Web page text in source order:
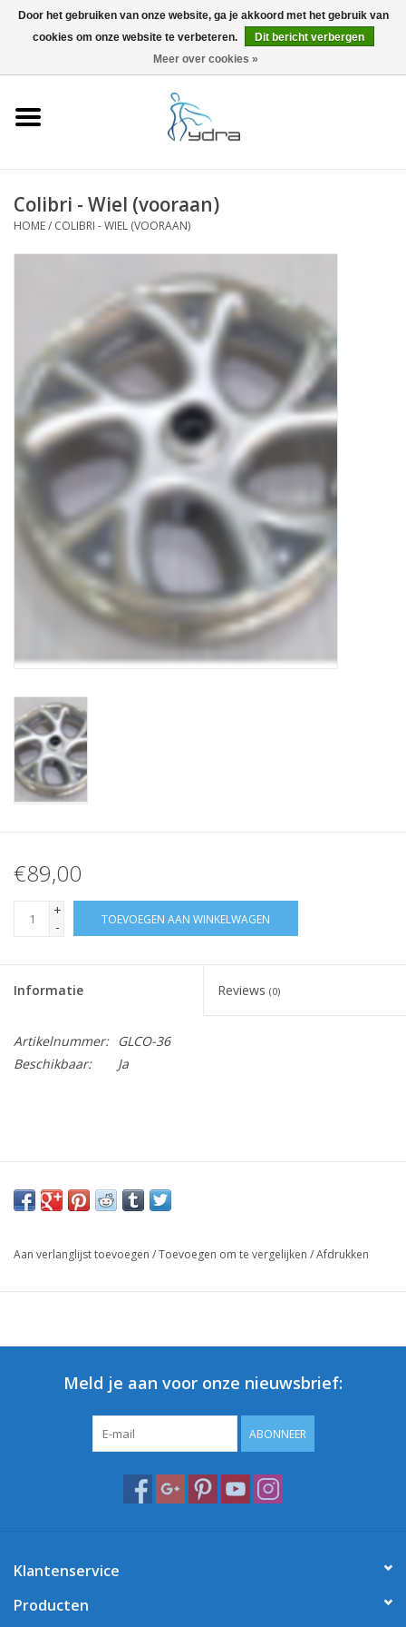
0 Artikelen - €0,00
Colibri - Wiel (vooraan)
HOME/ COLIBRI - WIEL (VOORAAN)
€89,00
+
-
TOEVOEGEN AAN WINKELWAGEN
Informatie Reviews (0)
Artikelnummer:
GLCO-36
Beschikbaar:
Ja
Aan verlanglijst toevoegen /Toevoegen om te vergelijken /Afdrukken
Meld je aan voor onze nieuwsbrief:
ABONNEER
Klantenservice
Producten
Door het gebruiken van onze website, ga je akkoord met het gebruik van
cookies om onze website te verbeteren.
Dit bericht verbergen
Meer over cookies »